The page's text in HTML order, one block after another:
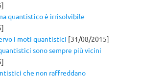
quantistico è irrisolvibile
i moti quantistici [31/08/2015]
sono sempre più vicini
che non raffreddano